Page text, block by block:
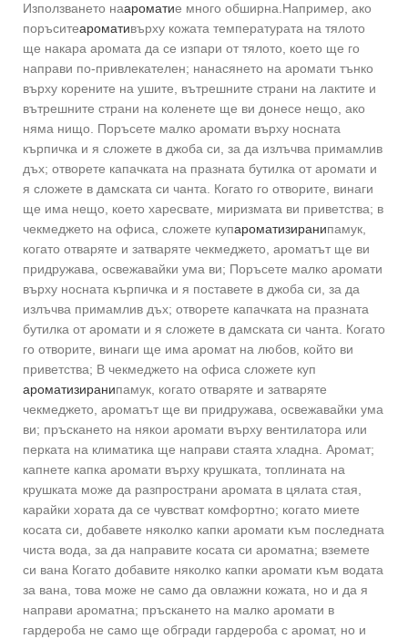
Използването наароматие много обширна.Например, ако
поръситеаромативърху кожата температурата на тялото
ще накара аромата да се изпари от тялото, което ще го
направи по-привлекателен; нанасянето на аромати тънко
върху корените на ушите, вътрешните страни на лактите и
вътрешните страни на коленете ще ви донесе нещо, ако
няма нищо. Поръсете малко аромати върху носната
кърпичка и я сложете в джоба си, за да излъчва примамлив
дъх; отворете капачката на празната бутилка от аромати и
я сложете в дамската си чанта. Когато го отворите, винаги
ще има нещо, което харесвате, миризмата ви приветства; в
чекмеджето на офиса, сложете купароматизиранипамук,
когато отваряте и затваряте чекмеджето, ароматът ще ви
придружава, освежавайки ума ви; Поръсете малко аромати
върху носната кърпичка и я поставете в джоба си, за да
излъчва примамлив дъх; отворете капачката на празната
бутилка от аромати и я сложете в дамската си чанта. Когато
го отворите, винаги ще има аромат на любов, който ви
приветства; В чекмеджето на офиса сложете куп
ароматизиранипамук, когато отваряте и затваряте
чекмеджето, ароматът ще ви придружава, освежавайки ума
ви; пръскането на някои аромати върху вентилатора или
перката на климатика ще направи стаята хладна. Аромат;
капнете капка аромати върху крушката, топлината на
крушката може да разпространи аромата в цялата стая,
карайки хората да се чувстват комфортно; когато миете
косата си, добавете няколко капки аромати към последната
чиста вода, за да направите косата си ароматна; вземете
си вана Когато добавите няколко капки аромати към водата
за вана, това може не само да овлажни кожата, но и да я
направи ароматна; пръскането на малко аромати в
гардероба не само ще обгради гардероба с аромат, но и